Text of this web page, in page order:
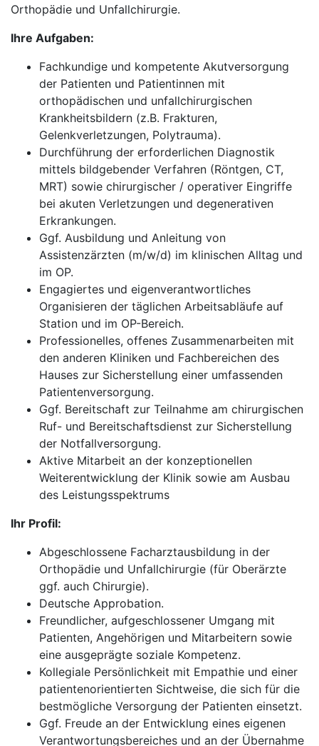
Orthopädie und Unfallchirurgie.
Ihre Aufgaben:
Fachkundige und kompetente Akutversorgung
der Patienten und Patientinnen mit
orthopädischen und unfallchirurgischen
Krankheitsbildern (z.B. Frakturen,
Gelenkverletzungen, Polytrauma).
Durchführung der erforderlichen Diagnostik
mittels bildgebender Verfahren (Röntgen, CT,
MRT) sowie chirurgischer / operativer Eingriffe
bei akuten Verletzungen und degenerativen
Erkrankungen.
Ggf. Ausbildung und Anleitung von
Assistenzärzten (m/w/d) im klinischen Alltag und
im OP.
Engagiertes und eigenverantwortliches
Organisieren der täglichen Arbeitsabläufe auf
Station und im OP-Bereich.
Professionelles, offenes Zusammenarbeiten mit
den anderen Kliniken und Fachbereichen des
Hauses zur Sicherstellung einer umfassenden
Patientenversorgung.
Ggf. Bereitschaft zur Teilnahme am chirurgischen
Ruf- und Bereitschaftsdienst zur Sicherstellung
der Notfallversorgung.
Aktive Mitarbeit an der konzeptionellen
Weiterentwicklung der Klinik sowie am Ausbau
des Leistungsspektrums
Ihr Profil:
Abgeschlossene Facharztausbildung in der
Orthopädie und Unfallchirurgie (für Oberärzte
ggf. auch Chirurgie).
Deutsche Approbation.
Freundlicher, aufgeschlossener Umgang mit
Patienten, Angehörigen und Mitarbeitern sowie
eine ausgeprägte soziale Kompetenz.
Kollegiale Persönlichkeit mit Empathie und einer
patientenorientierten Sichtweise, die sich für die
bestmögliche Versorgung der Patienten einsetzt.
Ggf. Freude an der Entwicklung eines eigenen
Verantwortungsbereiches und an der Übernahme